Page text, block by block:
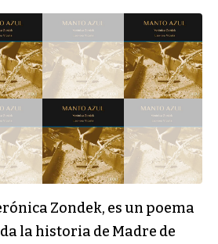
Zondek, es un poema
la historia de Madre de